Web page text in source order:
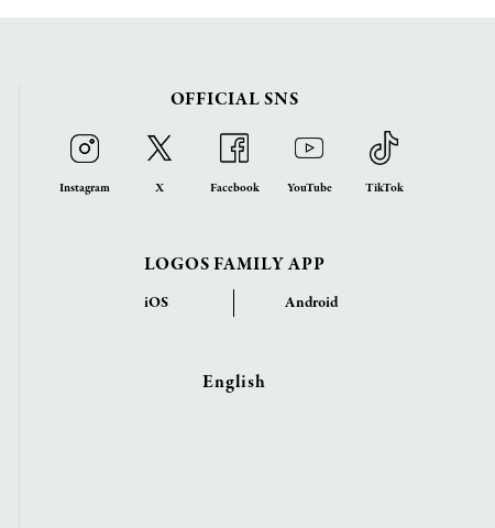
OFFICIAL SNS
Instagram X Facebook YouTube TikTok
LOGOS FAMILY APP
iOS Android
English